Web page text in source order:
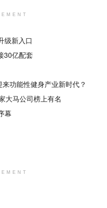
级新入口
30亿配套
功能性健身产业新时代？
大马公司榜上有名
幕